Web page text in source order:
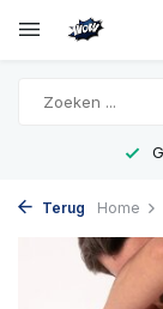
Terug Home